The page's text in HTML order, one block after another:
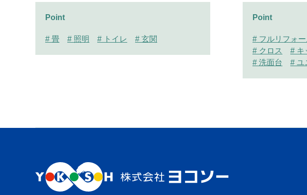
Point
# 畳 # 照明 # トイレ # 玄関
Point
# フルリフォー
# クロス
# キ
# 洗面台
# ユ